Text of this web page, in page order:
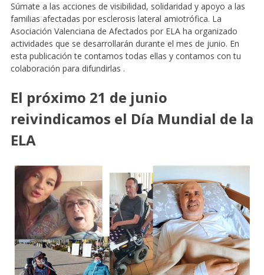
Súmate a las acciones de visibilidad, solidaridad y apoyo a las
familias afectadas por esclerosis lateral amiotrófica. La
Asociación Valenciana de Afectados por ELA ha organizado
actividades que se desarrollarán durante el mes de junio. En
esta publicación te contamos todas ellas y contamos con tu
colaboración para difundirlas .
El próximo 21 de junio
reivindicamos el Día Mundial de la
ELA